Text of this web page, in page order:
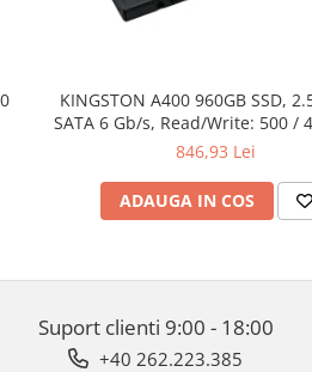
KINGSTON A400 960GB SSD,
SATA 6 Gb/s, Read/Write: 500 /
846,93 Lei
ADAUGA IN COS
Suport clienti 9:00 - 18:00
+40 262.223.385